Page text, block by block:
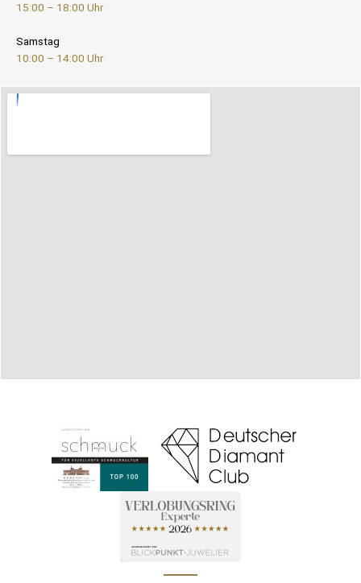
15:00 – 18:00 Uhr
Samstag
10:00 – 14:00 Uhr